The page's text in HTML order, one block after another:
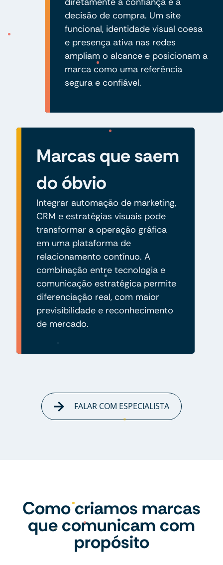
decisão de compra. Um site
funcional, identidade visual coesa
e presença ativa nas redes
ampliam o alcance e posicionam a
marca como uma referência
segura e confiável.
Marcas que saem
do óbvio
Integrar automação de marketing,
CRM e estratégias visuais pode
transformar a operação gráfica
em uma plataforma de
relacionamento contínuo. A
combinação entre tecnologia e
comunicação estratégica permite
diferenciação real, com maior
previsibilidade e reconhecimento
de mercado.
FALAR COM ESPECIALISTA
Como criamos marcas
que comunicam com
propósito